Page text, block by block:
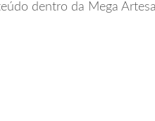
dentro da Mega